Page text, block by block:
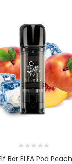
Bar ELFA Pod